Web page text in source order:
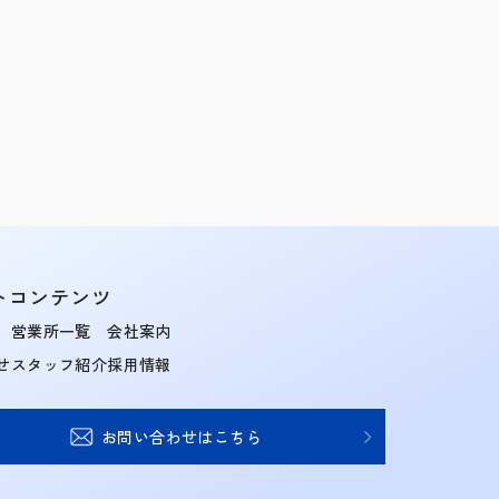
コンテンツ
営業所一覧
スタッフ紹介
会社案内
採用情報
お問い合わせはこちら